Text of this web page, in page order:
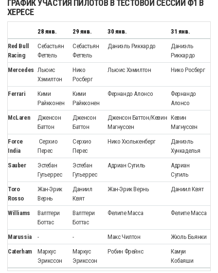
ГРАФИК УЧАСТИЯ ПИЛОТОВ В ТЕСТОВОЙ СЕССИИ Ф1 В
ХЕРЕСЕ
28 янв. 29 янв. 30 янв.
31 янв.
Red Bull
Racing
Себастьян
Феттель
Себастьян
Феттель
Даниэль Риккардо
Даниэль
Риккардо
Mercedes Льюис
Хэмилтон
Нико
Росберг
Льюис Хэмилтон Нико Росберг
Ferrari
Кими
Райкконен
Кими
Райкконен
Фернандо Алонсо
Фернандо
Алонсо
McLaren
Дженсон
Баттон
Дженсон
Баттон
Дженсон Баттон/Кевин
Магнуссен
Кевин
Магнуссен
Force
India
Серхио
Перес
Серхио
Перес
Нико Хюлькенберг
Даниэль
Хункаделья
Sauber
Эстебан
Гутьеррес
Эстебан
Гутьеррес
Адриан Сутиль
Адриан
Сутиль
Toro
Rosso
Жан-Эрик
Вернь
Даниил
Квят
Жан-Эрик Вернь Даниил Квят
Williams
Валттери
Боттас
Валттери
Боттас
Фелипе Масса Фелипе Масса
Marussia - - Макс Чилтон
Жюль Бьянки
Caterham
Маркус
Эрикссон
Маркус
Эрикссон
Робин Фрейнс
Камуи
Кобаяши